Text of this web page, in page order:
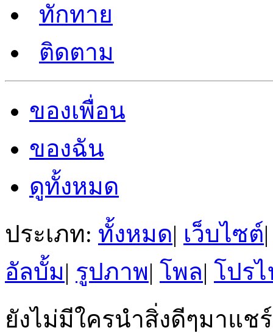
ทักทาย
ติดตาม
ของเพื่อน
ของฉัน
ดูทั้งหมด
ประเภท: ทั้งหมด| เว็บไซต์|
อัลบั้ม| รูปภาพ| โพล| โปร
ยังไม่มีใครนำสิ่งดีๆมาแชร์